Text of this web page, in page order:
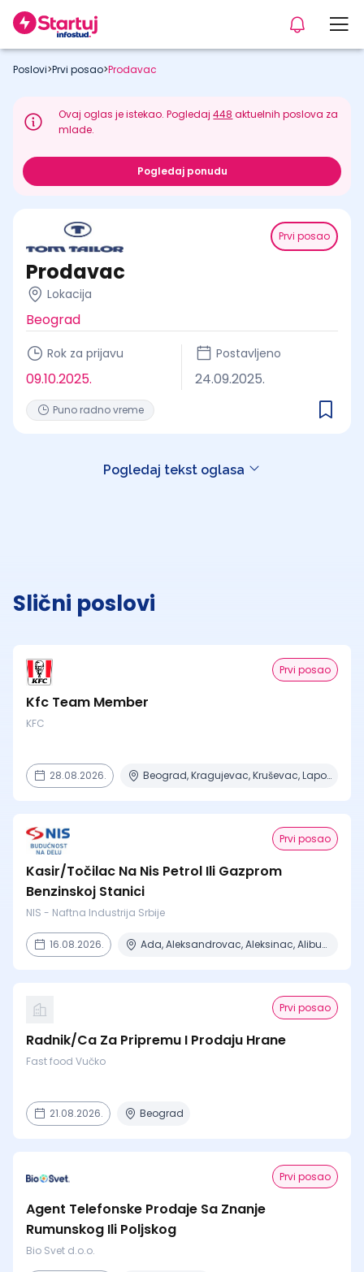
Poslovi>Prvi posao>Prodavac
Ovaj oglas je istekao. Pogledaj448 aktuelnih poslova za
mlade.
Pogledaj ponudu
Prvi posao
Prodavac
Lokacija
Beograd
Rok za prijavu
09.10.2025.
Postavljeno
24.09.2025.
Puno radno vreme
Pogledaj tekst oglasa
Slični poslovi
Prvi posao
Kfc Team Member
KFC
28.08.2026. Beograd, Kragujevac, Kruševac, Lapovo, Niš + 4 mesta
Prvi posao
Kasir/Točilac Na Nis Petrol Ili Gazprom
Benzinskoj Stanici
NIS - Naftna Industrija Srbije
16.08.2026. Ada, Aleksandrovac, Aleksinac, Alibunar, Apatin + 206 mesta
Prvi posao
Radnik/Ca Za Pripremu I Prodaju Hrane
Fast food Vučko
21.08.2026. Beograd
Prvi posao
Agent Telefonske Prodaje Sa Znanje
Rumunskog Ili Poljskog
Bio Svet d.o.o.